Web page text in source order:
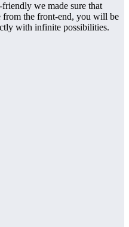
friendly we made sure that
from the front-end, you will be
with infinite possibilities.